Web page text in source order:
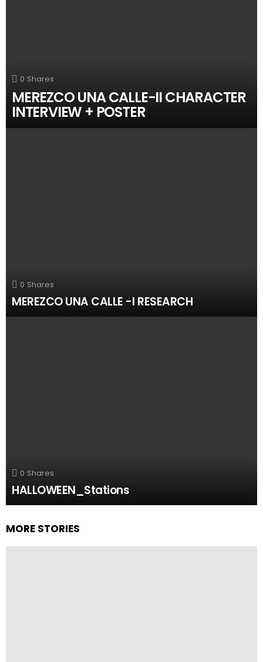
0 Shares
MEREZCO UNA CALLE-II CHARACTER
INTERVIEW + POSTER
0 Shares
MEREZCO UNA CALLE -I RESEARCH
0 Shares
HALLOWEEN_Stations
MORE STORIES